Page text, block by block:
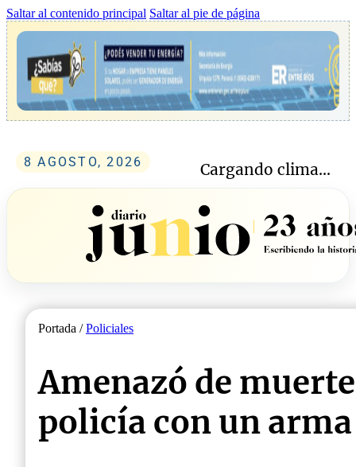
Saltar al contenido principal Saltar al pie de página
8 AGOSTO, 2026 Cargando clima...
Portada /Policiales
Amenazó de
policía con un